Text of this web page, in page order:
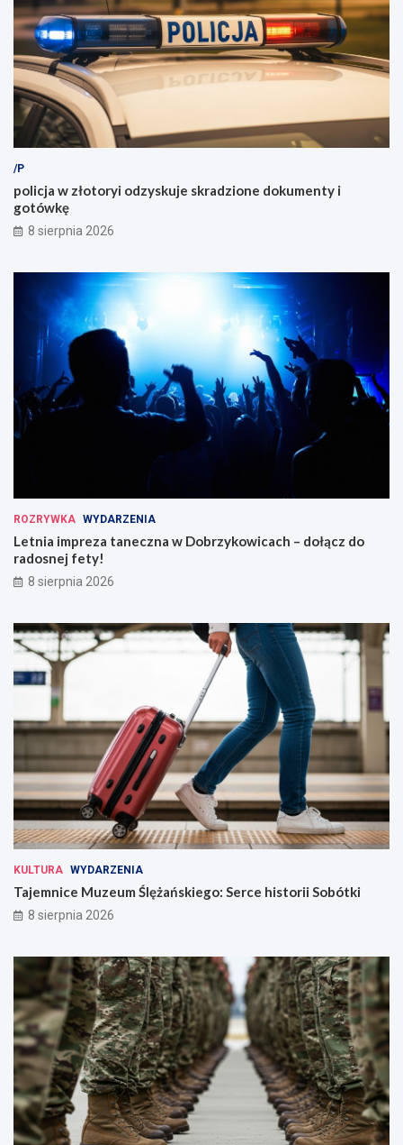
/P
policja w złotoryi odzyskuje skradzione dokumenty i
gotówkę
8 sierpnia 2026
ROZRYWKA WYDARZENIA
Letnia impreza taneczna w Dobrzykowicach – dołącz do
radosnej fety!
8 sierpnia 2026
KULTURA WYDARZENIA
Tajemnice Muzeum Ślężańskiego: Serce historii Sobótki
8 sierpnia 2026